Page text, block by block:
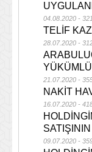
04.08.2020 -
TELİF
28.07.2020 -
21.07.2020 -
NAKİT
16.07.2020 -
09.07.2020 -